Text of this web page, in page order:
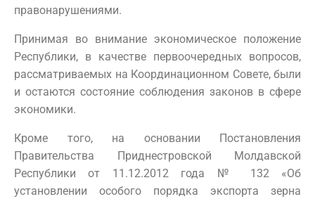
правонарушениями.
Принимая во внимание экономическое положение
Республики, в качестве первоочередных вопросов,
рассматриваемых на Координационном Совете, были
и остаются состояние соблюдения законов в сфере
экономики.
Кроме того, на основании Постановления
Правительства Приднестровской Молдавской
Республики от 11.12.2012 года № 132 «Об
установлении особого порядка экспорта зерна